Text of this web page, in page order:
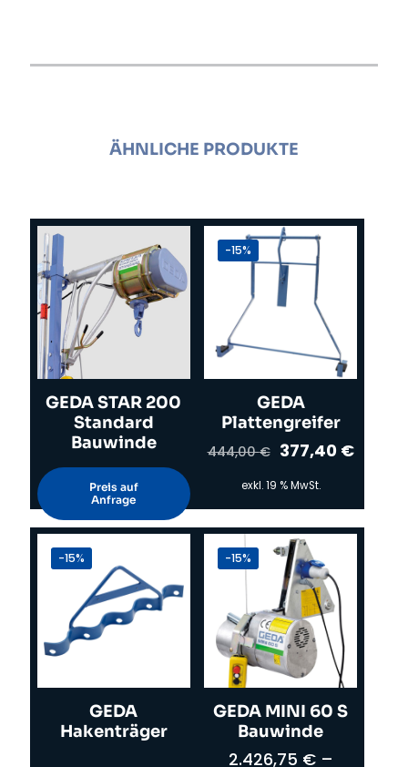
ÄHNLICHE PRODUKTE
GEDA STAR 200
Standard
Bauwinde
Preis auf
Anfrage
-15%
GEDA
Plattengreifer
444,00€ Ursprünglicher
war:
377,40 €
exkl. 19 % MwSt.
-15%
GEDA
Hakenträger
-15%
GEDA MINI 60 S
Bauwinde
2.426,75 €–